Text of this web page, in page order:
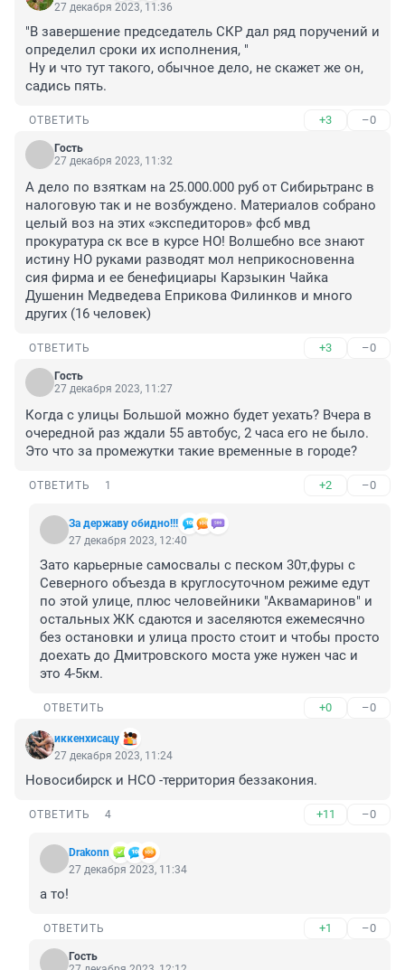
27 декабря 2023, 11:36
"В завершение председатель СКР дал ряд поручений и
определил сроки их исполнения, "
Ну и что тут такого, обычное дело, не скажет же он,
садись пять.
ОТВЕТИТЬ +3 –0
Гость
27 декабря 2023, 11:32
А дело по взяткам на 25.000.000 руб от Сибирьтранс в
налоговую так и не возбуждено. Материалов собрано
целый воз на этих «экспедиторов» фсб мвд
прокуратура ск все в курсе НО! Волшебно все знают
истину НО руками разводят мол неприкосновенна
сия фирма и ее бенефициары Карзыкин Чайка
Душенин Медведева Еприкова Филинков и много
других (16 человек)
ОТВЕТИТЬ +3 –0
Гость
27 декабря 2023, 11:27
Когда с улицы Большой можно будет уехать? Вчера в
очередной раз ждали 55 автобус, 2 часа его не было.
Это что за промежутки такие временные в городе?
ОТВЕТИТЬ 1 +2 –0
За державу обидно!!!
27 декабря 2023, 12:40
Зато карьерные самосвалы с песком 30т,фуры с
Северного объезда в круглосуточном режиме едут
по этой улице, плюс человейники "Аквамаринов" и
остальных ЖК сдаются и заселяются ежемесячно
без остановки и улица просто стоит и чтобы просто
доехать до Дмитровского моста уже нужен час и
это 4-5км.
ОТВЕТИТЬ +0 –0
иккенхисацу
27 декабря 2023, 11:24
Новосибирск и НСО -территория беззакония.
ОТВЕТИТЬ 4 +11 –0
Drakonn
27 декабря 2023, 11:34
а то!
ОТВЕТИТЬ +1 –0
Гость